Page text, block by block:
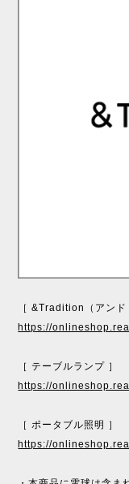
［ &Tradition（アンド
https://
［ テーブルランプ ］
https://
［ ポータブル照明 ］
https://